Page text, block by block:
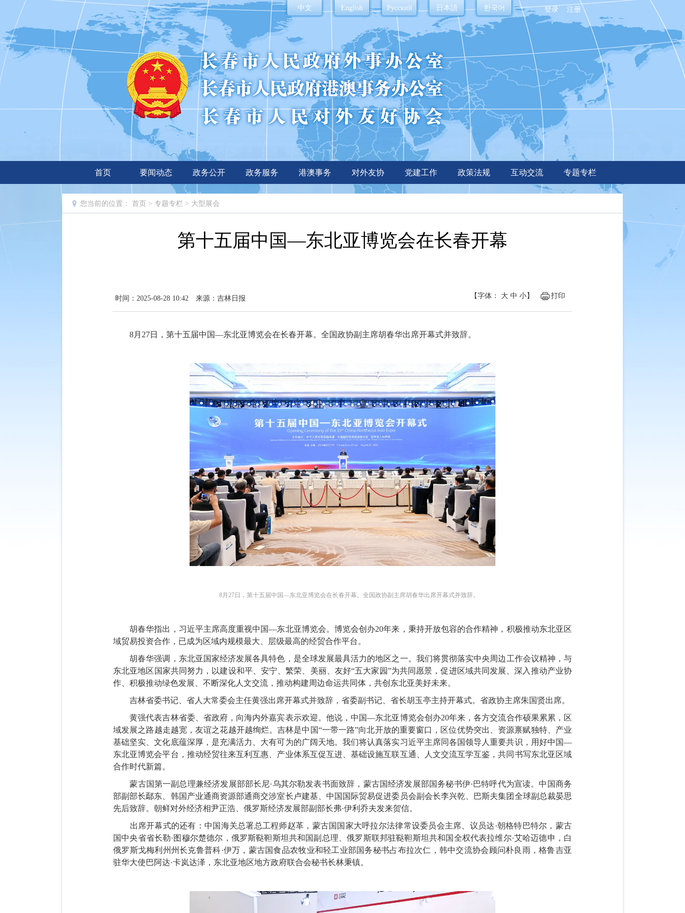
登录 注册
中文 English Русский 日本語 한국어
首页 要闻动态 政务公开 政务服务 港澳事务 对外友协 党建工作 政策法规 互动交流 专题专栏
您当前的位置： 首页 > 专题专栏 > 大型展会
第十五届中国—东北亚博览会在长春开幕
时间：2025-08-28 10:42 来源：吉林日报 【字体： 大 中 小】 打印
8月27日，第十五届中国—东北亚博览会在长春开幕。全国政协副主席胡春华出席开幕式并致辞。
8月27日，第十五届中国—东北亚博览会在长春开幕。全国政协副主席胡春华出席开幕式并致辞。
胡春华指出，习近平主席高度重视中国—东北亚博览会。博览会创办20年来，秉持开放包容的合作精神，积极推动东北亚区
域贸易投资合作，已成为区域内规模最大、层级最高的经贸合作平台。
胡春华强调，东北亚国家经济发展各具特色，是全球发展最具活力的地区之一。我们将贯彻落实中央周边工作会议精神，与
东北亚地区国家共同努力，以建设和平、安宁、繁荣、美丽、友好“五大家园”为共同愿景，促进区域共同发展、深入推动产业协
作、积极推动绿色发展、不断深化人文交流，推动构建周边命运共同体，共创东北亚美好未来。
吉林省委书记、省人大常委会主任黄强出席开幕式并致辞，省委副书记、省长胡玉亭主持开幕式。省政协主席朱国贤出席。
黄强代表吉林省委、省政府，向海内外嘉宾表示欢迎。他说，中国—东北亚博览会创办20年来，各方交流合作硕果累累，区
域发展之路越走越宽，友谊之花越开越绚烂。吉林是中国“一带一路”向北开放的重要窗口，区位优势突出、资源禀赋独特、产业
基础坚实、文化底蕴深厚，是充满活力、大有可为的广阔天地。我们将认真落实习近平主席同各国领导人重要共识，用好中国—
东北亚博览会平台，推动经贸往来互利互惠、产业体系互促互进、基础设施互联互通、人文交流互学互鉴，共同书写东北亚区域
合作时代新篇。
蒙古国第一副总理兼经济发展部部长尼·乌其尔勒发表书面致辞，蒙古国经济发展部国务秘书伊·巴特呼代为宣读。中国商务
部副部长鄢东、韩国产业通商资源部通商交涉室长卢建基、中国国际贸易促进委员会副会长李兴乾、巴斯夫集团全球副总裁晏思
先后致辞。朝鲜对外经济相尹正浩、俄罗斯经济发展部副部长弗·伊利乔夫发来贺信。
出席开幕式的还有：中国海关总署总工程师赵革，蒙古国国家大呼拉尔法律常设委员会主席、议员达·朝格特巴特尔，蒙古
国中央省省长勒·图穆尔楚德尔，俄罗斯鞑靼斯坦共和国副总理、俄罗斯联邦驻鞑靼斯坦共和国全权代表拉维尔·艾哈迈德申，白
俄罗斯戈梅利州州长克鲁普科·伊万，蒙古国食品农牧业和轻工业部国务秘书占布拉次仁，韩中交流协会顾问朴良雨，格鲁吉亚
驻华大使巴阿达·卡岚达泽，东北亚地区地方政府联合会秘书长林秉镇。